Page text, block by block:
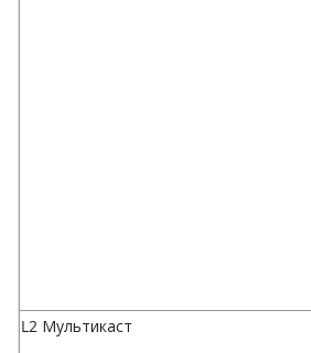
L2 Мультикаст